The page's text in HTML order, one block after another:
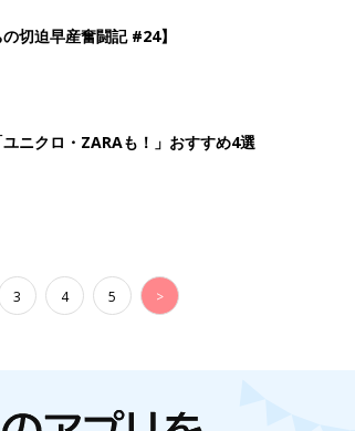
切迫早産奮闘記 #24】
ニクロ・ZARAも！」おすすめ4選
3 4 5 >